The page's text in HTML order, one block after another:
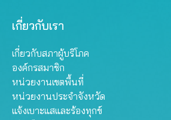
เกี่ยวกับเรา
เกี่ยวกับสภาผู้บริโภค
องค์กรสมาชิก
หน่วยงานเขตพื้นที่
หน่วยงานประจำจังหวัด
แจ้งเบาะแสและร้องทุกข์